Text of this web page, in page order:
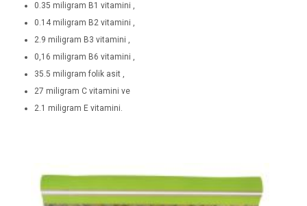
0.35 miligram B1 vitamini ,
0.14 miligram B2 vitamini ,
2.9 miligram B3 vitamini ,
0,16 miligram B6 vitamini ,
35.5 miligram folik asit ,
27 miligram C vitamini ve
2.1 miligram E vitamini.